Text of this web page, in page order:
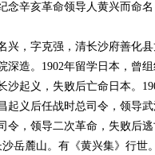
念辛亥革命领导人黄兴而命
兴，字克强，清长沙府善化
深造。1902年留学日本，曾
沙起义，失败后亡命日本。
起义后任战时总司令，领导
令，领导二次革命，失败后
沙岳麓山。有《黄兴集》行世